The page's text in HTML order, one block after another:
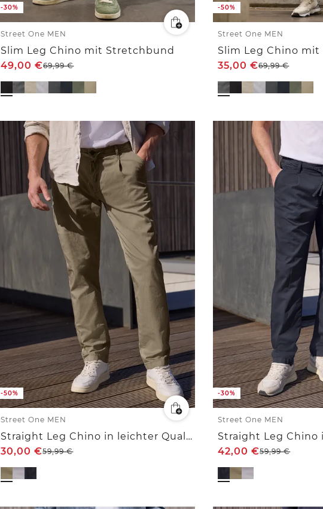
-30%
Street One MEN
Slim Leg Chino mit Stretchbund
49,00€69,99€
-50%
Street One MEN
Slim Leg Chino
35,00€69,99€
-50%
Street One MEN
Straight Leg Chino in leichter Qualität
30,00€59,99€
-30%
Street One MEN
42,00€59,99€